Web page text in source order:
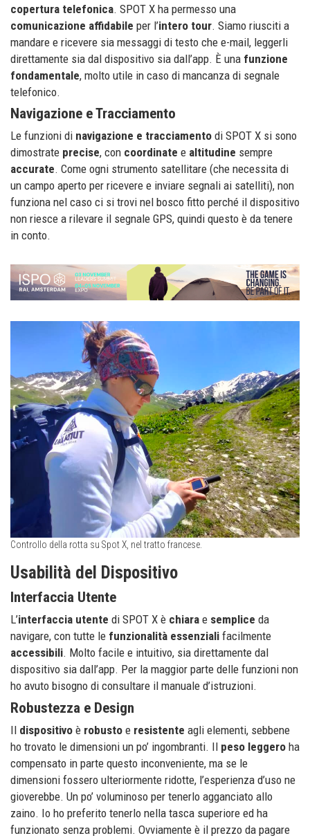
copertura telefonica. SPOT X ha permesso una
comunicazione affidabile per l’intero tour. Siamo riusciti a
mandare e ricevere sia messaggi di testo che e-mail, leggerli
direttamente sia dal dispositivo sia dall’app. È una funzione
fondamentale, molto utile in caso di mancanza di segnale
telefonico.
Navigazione e Tracciamento
Le funzioni di navigazione e tracciamento di SPOT X si sono
dimostrate precise, con coordinate e altitudine sempre
accurate. Come ogni strumento satellitare (che necessita di
un campo aperto per ricevere e inviare segnali ai satelliti), non
funziona nel caso ci si trovi nel bosco fitto perché il dispositivo
non riesce a rilevare il segnale GPS, quindi questo è da tenere
in conto.
Controllo della rotta su Spot X, nel tratto francese.
Usabilità del Dispositivo
Interfaccia Utente
L’interfaccia utente di SPOT X è chiara e semplice da
navigare, con tutte le funzionalità essenziali facilmente
accessibili. Molto facile e intuitivo, sia direttamente dal
dispositivo sia dall’app. Per la maggior parte delle funzioni non
ho avuto bisogno di consultare il manuale d’istruzioni.
Robustezza e Design
Il dispositivo è robusto e resistente agli elementi, sebbene
ho trovato le dimensioni un po’ ingombranti. Il peso leggero ha
compensato in parte questo inconveniente, ma se le
dimensioni fossero ulteriormente ridotte, l’esperienza d’uso ne
gioverebbe. Un po’ voluminoso per tenerlo agganciato allo
zaino. Io ho preferito tenerlo nella tasca superiore ed ha
funzionato senza problemi. Ovviamente è il prezzo da pagare